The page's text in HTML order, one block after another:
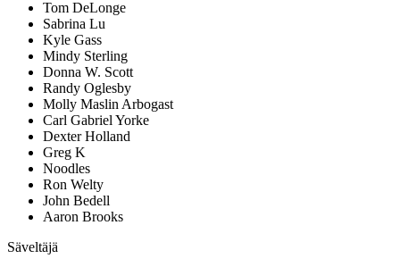
Tom DeLonge
Sabrina Lu
Kyle Gass
Mindy Sterling
Donna W. Scott
Randy Oglesby
Molly Maslin Arbogast
Carl Gabriel Yorke
Dexter Holland
Greg K
Noodles
Ron Welty
John Bedell
Aaron Brooks
Säveltäjä